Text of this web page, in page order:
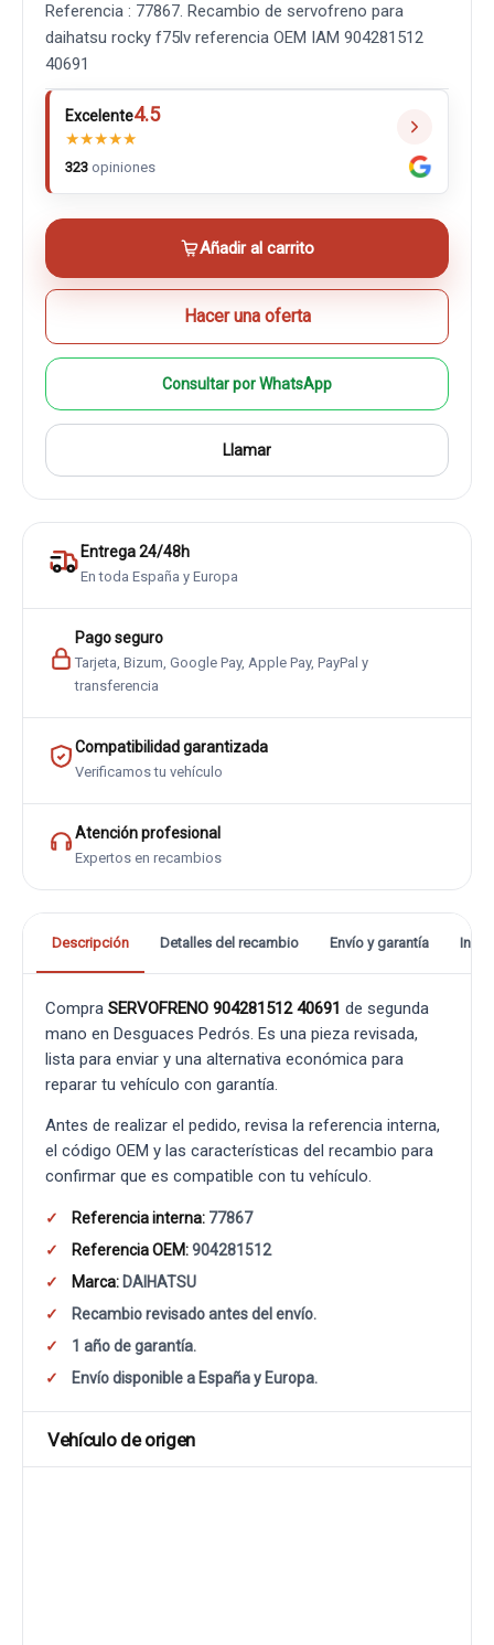
Referencia : 77867. Recambio de servofreno para
daihatsu rocky f75lv referencia OEM IAM 904281512
40691
Excelente4.5
★★★★★
323 opiniones
Añadir al carrito
Hacer una oferta
Consultar por WhatsApp
Llamar
Entrega 24/48h
En toda España y Europa
Pago seguro
Tarjeta, Bizum, Google Pay, Apple Pay, PayPal y
transferencia
Compatibilidad garantizada
Verificamos tu vehículo
Atención profesional
Expertos en recambios
Descripción Detalles del recambio Envío y garantía
Compra SERVOFRENO 904281512 40691 de segunda
mano en Desguaces Pedrós. Es una pieza revisada,
lista para enviar y una alternativa económica para
reparar tu vehículo con garantía.
Antes de realizar el pedido, revisa la referencia interna,
el código OEM y las características del recambio para
confirmar que es compatible con tu vehículo.
Referencia interna: 77867
Referencia OEM:904281512
Marca: DAIHATSU
Recambio revisado antes del envío.
1 año de garantía.
Envío disponible a España y Europa.
Vehículo de origen